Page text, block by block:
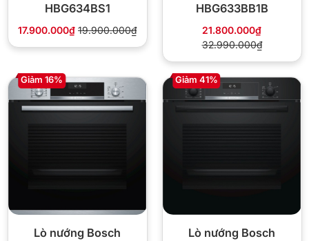
HBG634BS1
17.900.000₫ 19.900.000₫
HBG633BB1B
21.800.000₫
32.990.000₫
Giảm 16%
Lò nướng Bosch
Giảm 41%
Lò nướng Bosch